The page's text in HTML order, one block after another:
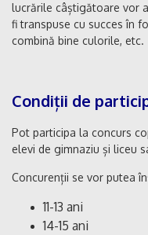
lucrările câștigătoare vor
fi transpuse cu succes în
combină bine culorile, etc.
Condiții de
Pot participa la concurs
elevi de gimnaziu și liceu
Concurenții se vor putea
11-13 ani
14-15 ani